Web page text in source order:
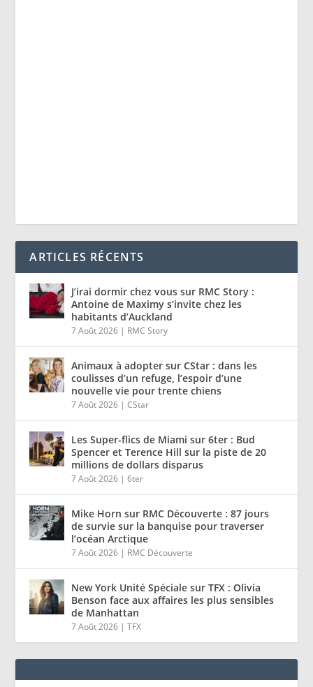
ARTICLES RÉCENTS
J’irai dormir chez vous sur RMC Story :
Antoine de Maximy s’invite chez les
habitants d’Auckland
7 Août 2026 | RMC Story
Animaux à adopter sur CStar : dans les
coulisses d’un refuge, l’espoir d’une
nouvelle vie pour trente chiens
7 Août 2026 |CStar
Les Super-flics de Miami sur 6ter : Bud
Spencer et Terence Hill sur la piste de 20
millions de dollars disparus
7 Août 2026 |6ter
Mike Horn sur RMC Découverte : 87 jours
de survie sur la banquise pour traverser
l’océan Arctique
7 Août 2026 | RMC Découverte
New York Unité Spéciale sur TFX : Olivia
Benson face aux affaires les plus sensibles
de Manhattan
7 Août 2026 |TFX